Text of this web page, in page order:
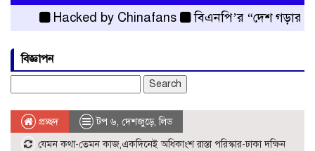
Hacked by Chinafans
বিএনপি’র “দেশ গড়ার
বিজ্ঞাপন
for:
প্রচ্ছদ টপ ৬, দেশজুড়ে,লিড
যেমন কথা-তেমন কাজ,একদিনেই অধিকাংশ রাস্তা পরিস্কার-ঢাকা দক্ষিন